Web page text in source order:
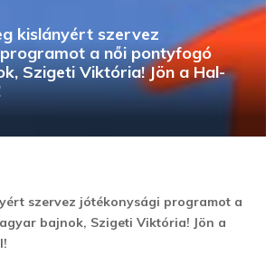
kislányért szervez
a női pontyfogó
Szigeti Viktória! Jön a Hal-
szervez jótékonysági programot a
bajnok, Szigeti Viktória! Jön a